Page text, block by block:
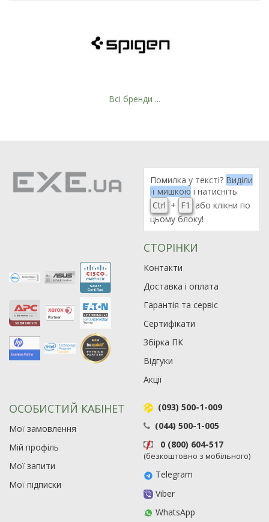
90
19
63
Всі бренди ...
Помилка у тексті? Виділи
її мишкою і натисніть
Ctrl + F1
або клікни по
цьому блоку!
СТОРІНКИ
Контакти
Доставка і оплата
Гарантія та сервіс
Сертифікати
Збірка ПК
Відгуки
Акції
ОСОБИСТИЙ КАБІНЕТ
Мої замовлення
Мій профіль
Мої запити
Мої підписки
(093) 500-1-009
(044) 500-1-005
0 (800) 604-517
(безкоштовно з мобільного)
Telegram
Viber
WhatsApp